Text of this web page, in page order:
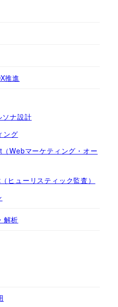
推進
ソナ設計
ング
Webマーケティング・オー
ヒューリスティック監査）
解析